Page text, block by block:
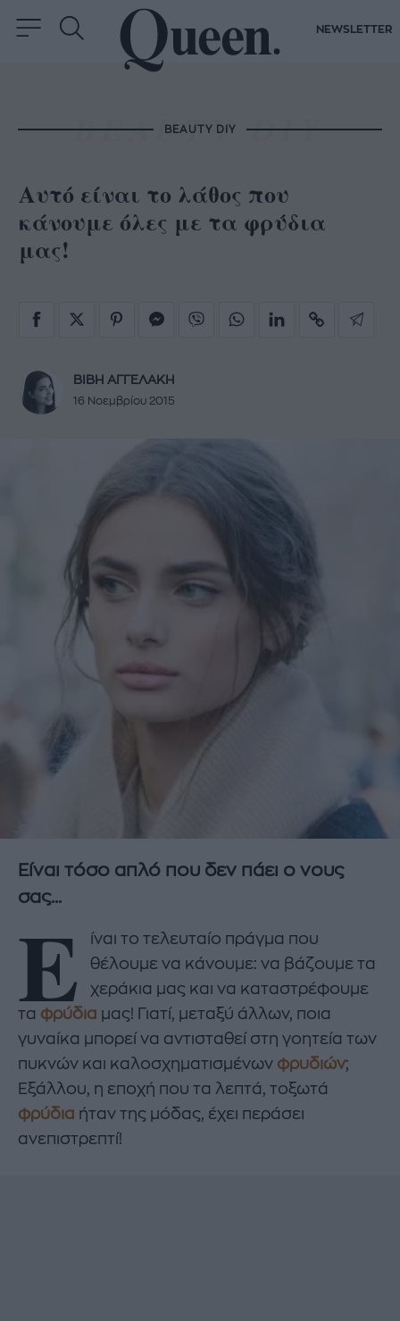
NEWSLETTER
BEAUTY DIY
Αυτό είναι το λάθος που
κάνουμε όλες με τα φρύδια
μας!
ΒΙΒΗ ΑΓΓΕΛΑΚΗ
16 Νοεμβρίου 2015
Είναι τόσο απλό που δεν πάει ο νους
σας...
Ε
ίναι το τελευταίο πράγμα που
θέλουμε να κάνουμε: να βάζουμε τα
χεράκια μας και να καταστρέφουμε
τα φρύδια μας! Γιατί, μεταξύ άλλων, ποια
γυναίκα μπορεί να αντισταθεί στη γοητεία των
πυκνών και καλοσχηματισμένων φρυδιών;
Εξάλλου, η εποχή που τα λεπτά, τοξωτά
φρύδια ήταν της μόδας, έχει περάσει
ανεπιστρεπτί!